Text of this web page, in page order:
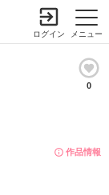
メニュー
ログイン
0
作品情報